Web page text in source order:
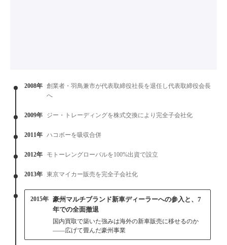
2008年 創業者・羽鳥兼市が代表取締役社長を退任し代表取締役会長
へ
2009年 ジー・トレーディングを株式交換により完全子会社化
2011年 ハコボーを吸収合併
2012年 モトーレングローバルを100%出資で設立
2013年 東京マイカー販売を完全子会社化
2015年 豪州マルチブランド新車ディーラーへの参入と、7
年での全面撤退
国内買取で築いた強みは海外の新車販売に移せるのか
——広げて畳んだ豪州事業